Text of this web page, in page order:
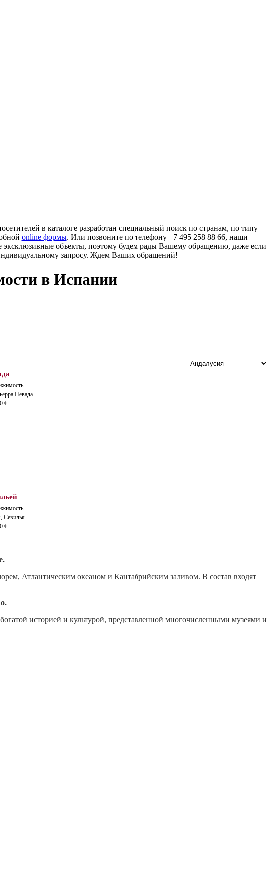
в каталоге разработан специальный поиск по странам, по типу
online формы. Или позвоните по телефону +7 495 258 88 66, наши
объекты, поэтому будем рады Вашему обращению, даже если
запросу. Ждем Ваших обращений!
в Испании
Невада
€
Севилья
€
Атлантическим океаном и Кантабрийским заливом. В состав входят
историей и культурой, представленной многочисленными музеями и